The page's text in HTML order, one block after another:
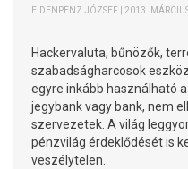
EIDENPENZ JÓZSEF | 2013.
Hackervaluta, bűnözők,
szabadságharcosok
egyre inkább használható
jegybank vagy bank, nem
szervezetek. A világ
pénzvilág érdeklődését is
veszélytelen.